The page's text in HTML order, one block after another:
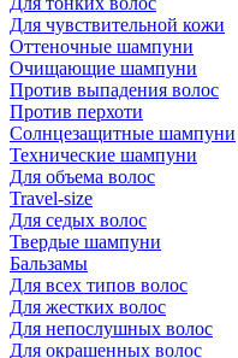
Для чувствительной кожи
Оттеночные шампуни
Очищающие шампуни
Против выпадения волос
Против перхоти
Солнцезащитные шампуни
Технические шампуни
Для объема волос
Travel-size
Для седых волос
Твердые шампуни
Бальзамы
Для всех типов волос
Для жестких волос
Для непослушных волос
Для окрашенных волос